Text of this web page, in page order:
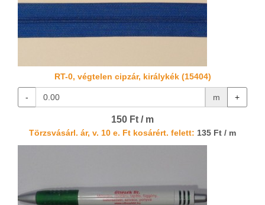
RT-0, végtelen cipzár, királykék (15404)
- m +
150 Ft / m
Törzsvásárl. ár, v. 10 e. Ft kosárért. felett: 135 Ft / m